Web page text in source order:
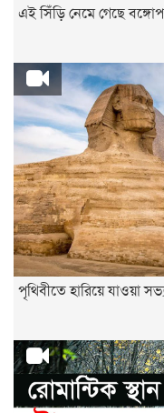
এই সিঁড়ি নেমে গেছে
পৃথিবীতে হারিয়ে যাওয়া